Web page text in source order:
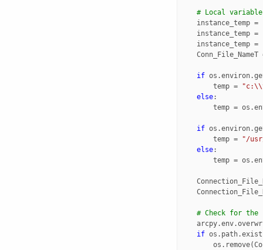
# Local
instance_temp =
instance_temp =
instance_temp =
Conn_File_NameT
if os .environ.
temp = "c:\\
else:
temp = os .
if os .environ.
temp =
"/
else:
temp = os .
# Check for
arcpy.env.
if os . path.
os . remove(